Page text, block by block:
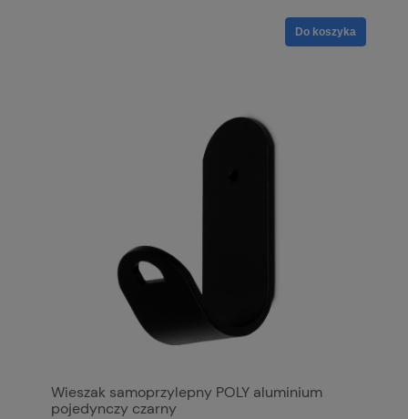
Do koszyka
Wieszak samoprzylepny POLY aluminium
pojedynczy czarny